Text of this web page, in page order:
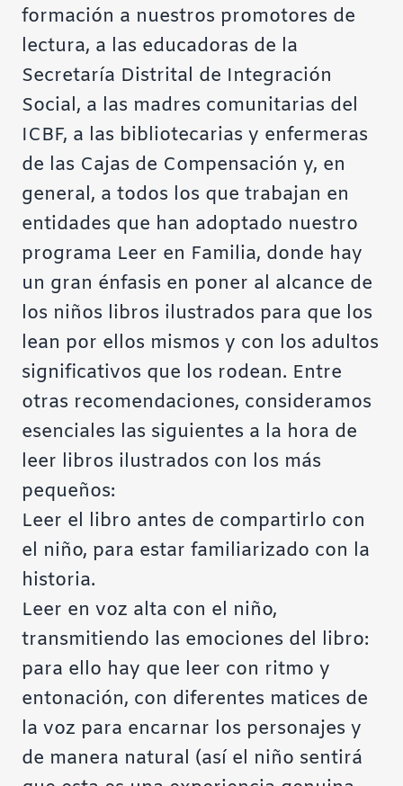
formación a nuestros promotores de
lectura, a las educadoras de la
Secretaría Distrital de Integración
Social, a las madres comunitarias del
ICBF, a las bibliotecarias y enfermeras
de las Cajas de Compensación y, en
general, a todos los que trabajan en
entidades que han adoptado nuestro
programa Leer en Familia, donde hay
un gran énfasis en poner al alcance de
los niños libros ilustrados para que los
lean por ellos mismos y con los adultos
significativos que los rodean. Entre
otras recomendaciones, consideramos
esenciales las siguientes a la hora de
leer libros ilustrados con los más
pequeños:
Leer el libro antes de compartirlo con
el niño, para estar familiarizado con la
historia.
Leer en voz alta con el niño,
transmitiendo las emociones del libro:
para ello hay que leer con ritmo y
entonación, con diferentes matices de
la voz para encarnar los personajes y
de manera natural (así el niño sentirá